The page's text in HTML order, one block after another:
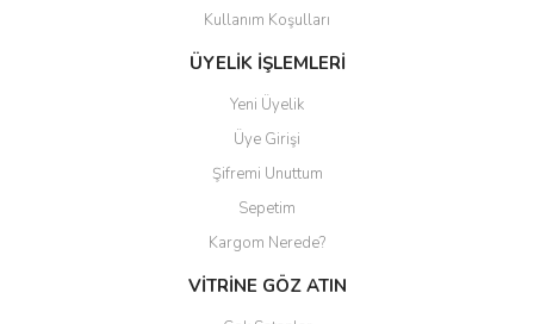
Kullanım Koşulları
ÜYELİK İŞLEMLERİ
Yeni Üyelik
Üye Girişi
Şifremi Unuttum
Sepetim
Kargom Nerede?
VİTRİNE GÖZ ATIN